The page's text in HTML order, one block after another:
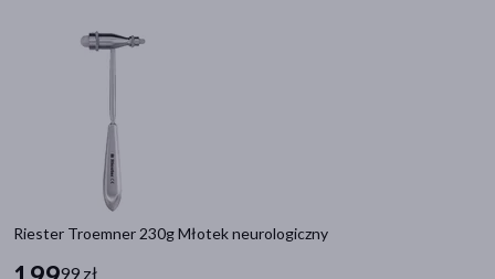
Riester Troemner 230g Młotek neurologiczny
99 zł